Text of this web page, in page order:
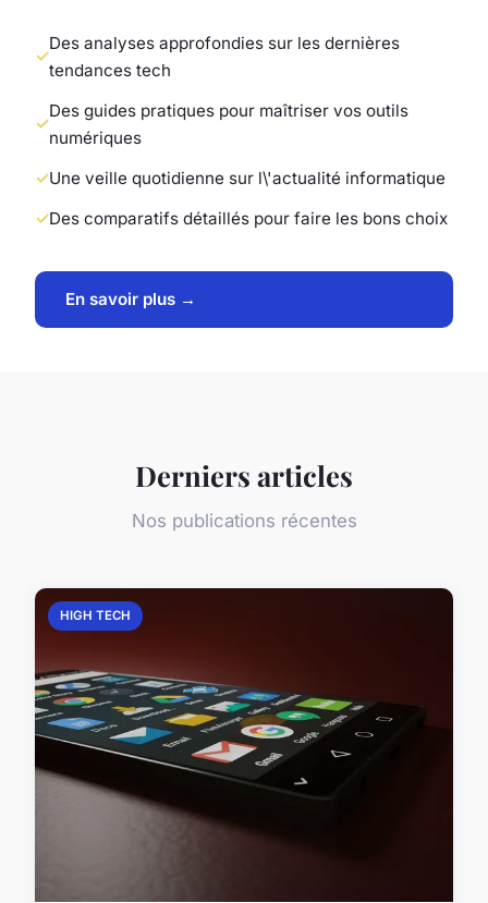
Des analyses approfondies sur les dernières
tendances tech
Des guides pratiques pour maîtriser vos outils
numériques
Une veille quotidienne sur l\'actualité informatique
Des comparatifs détaillés pour faire les bons choix
En savoir plus →
Derniers articles
Nos publications récentes
HIGH TECH